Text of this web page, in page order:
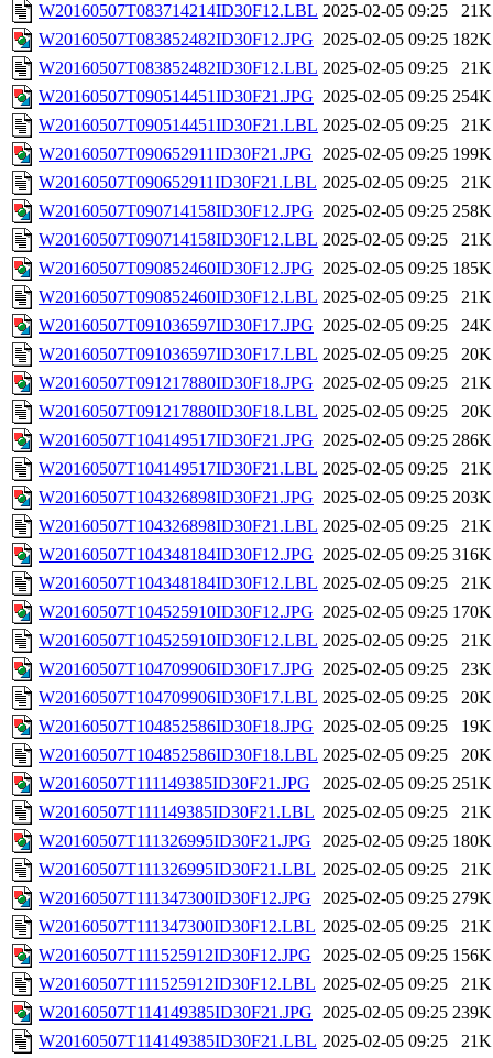
W20160507T083714214ID30F12.LBL 2025-02-05 09:25
21K
W20160507T083852482ID30F12.JPG 2025-02-05 09:25 182K
W20160507T083852482ID30F12.LBL 2025-02-05 09:25
21K
W20160507T090514451ID30F21.JPG 2025-02-05 09:25 254K
W20160507T090514451ID30F21.LBL 2025-02-05 09:25
21K
W20160507T090652911ID30F21.JPG 2025-02-05 09:25 199K
W20160507T090652911ID30F21.LBL 2025-02-05 09:25
21K
W20160507T090714158ID30F12.JPG 2025-02-05 09:25 258K
W20160507T090714158ID30F12.LBL 2025-02-05 09:25
21K
W20160507T090852460ID30F12.JPG 2025-02-05 09:25 185K
W20160507T090852460ID30F12.LBL 2025-02-05 09:25
21K
W20160507T091036597ID30F17.JPG 2025-02-05 09:25
24K
W20160507T091036597ID30F17.LBL 2025-02-05 09:25
20K
W20160507T091217880ID30F18.JPG 2025-02-05 09:25
21K
W20160507T091217880ID30F18.LBL 2025-02-05 09:25
20K
W20160507T104149517ID30F21.JPG 2025-02-05 09:25 286K
W20160507T104149517ID30F21.LBL 2025-02-05 09:25
21K
W20160507T104326898ID30F21.JPG 2025-02-05 09:25 203K
W20160507T104326898ID30F21.LBL 2025-02-05 09:25
21K
W20160507T104348184ID30F12.JPG 2025-02-05 09:25 316K
W20160507T104348184ID30F12.LBL 2025-02-05 09:25
21K
W20160507T104525910ID30F12.JPG 2025-02-05 09:25 170K
W20160507T104525910ID30F12.LBL 2025-02-05 09:25
21K
W20160507T104709906ID30F17.JPG 2025-02-05 09:25
23K
W20160507T104709906ID30F17.LBL 2025-02-05 09:25
20K
W20160507T104852586ID30F18.JPG 2025-02-05 09:25
19K
W20160507T104852586ID30F18.LBL 2025-02-05 09:25
20K
W20160507T111149385ID30F21.JPG
2025-02-05 09:25 251K
W20160507T111149385ID30F21.LBL 2025-02-05 09:25
21K
W20160507T111326995ID30F21.JPG
2025-02-05 09:25 180K
W20160507T111326995ID30F21.LBL 2025-02-05 09:25
21K
W20160507T111347300ID30F12.JPG
2025-02-05 09:25 279K
W20160507T111347300ID30F12.LBL 2025-02-05 09:25
21K
W20160507T111525912ID30F12.JPG
2025-02-05 09:25 156K
W20160507T111525912ID30F12.LBL 2025-02-05 09:25
21K
W20160507T114149385ID30F21.JPG 2025-02-05 09:25 239K
W20160507T114149385ID30F21.LBL 2025-02-05 09:25
21K